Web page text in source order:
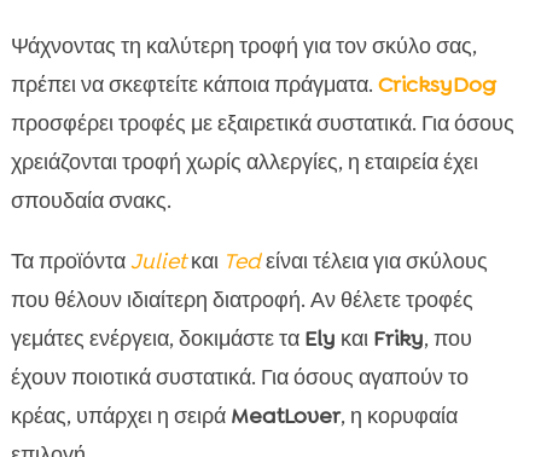
Ψάχνοντας τη καλύτερη τροφή για τον σκύλο σας,
πρέπει να σκεφτείτε κάποια πράγματα. CricksyDog
προσφέρει τροφές με εξαιρετικά συστατικά. Για όσους
χρειάζονται τροφή χωρίς αλλεργίες, η εταιρεία έχει
σπουδαία σνακς.
Τα προϊόνταJulietκαι Tedείναι τέλεια για σκύλους
που θέλουν ιδιαίτερη διατροφή. Αν θέλετε τροφές
γεμάτες ενέργεια, δοκιμάστε τα Ely και Friky, που
έχουν ποιοτικά συστατικά. Για όσους αγαπούν το
κρέας, υπάρχει η σειρά MeatLover, η κορυφαία